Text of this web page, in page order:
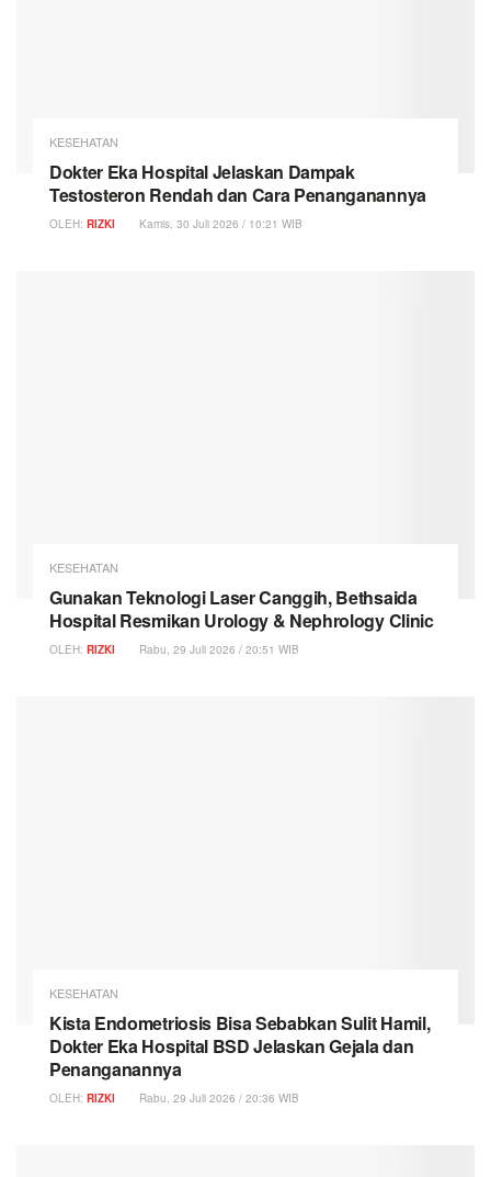
KESEHATAN
Dokter Eka Hospital Jelaskan Dampak
Testosteron Rendah dan Cara Penanganannya
OLEH: RIZKI Kamis, 30 Juli 2026 / 10:21 WIB
KESEHATAN
Gunakan Teknologi Laser Canggih, Bethsaida
Hospital Resmikan Urology & Nephrology Clinic
OLEH: RIZKI Rabu, 29 Juli 2026 / 20:51 WIB
KESEHATAN
Kista Endometriosis Bisa Sebabkan Sulit Hamil,
Dokter Eka Hospital BSD Jelaskan Gejala dan
Penanganannya
OLEH: RIZKI Rabu, 29 Juli 2026 / 20:36 WIB